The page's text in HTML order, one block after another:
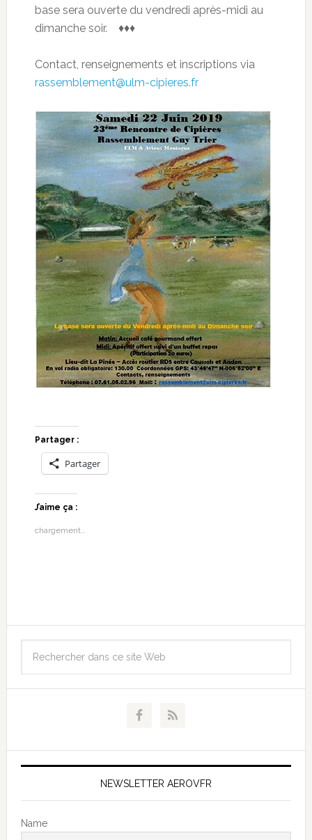
base sera ouverte du vendredi après-midi au
dimanche soir. ♦♦♦
Contact, renseignements et inscriptions via
rassemblement@ulm-cipieres.fr
Partager :
Partager
J’aime ça :
chargement…
NEWSLETTER AEROVFR
Name